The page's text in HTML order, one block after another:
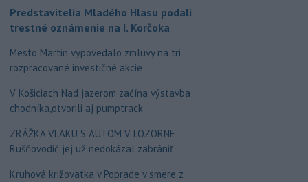
Predstavitelia Mladého Hlasu podali
trestné oznámenie na I. Korčoka
Mesto Martin vypovedalo zmluvy na tri
rozpracované investičné akcie
V Košiciach Nad jazerom začína výstavba
chodníka,otvorili aj pumptrack
ZRÁŽKA VLAKU S AUTOM V LOZORNE:
Rušňovodič jej už nedokázal zabrániť
Kruhová križovatka v Poprade v smere z